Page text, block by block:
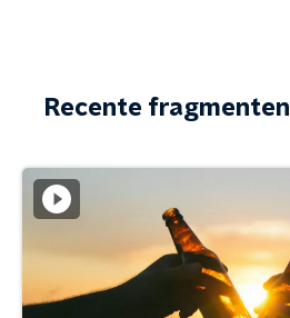
Recente fragmenten